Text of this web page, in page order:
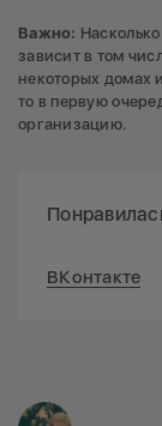
Важно:
зависит в том
некоторых домах
то в первую
организацию.
ВКонтакте